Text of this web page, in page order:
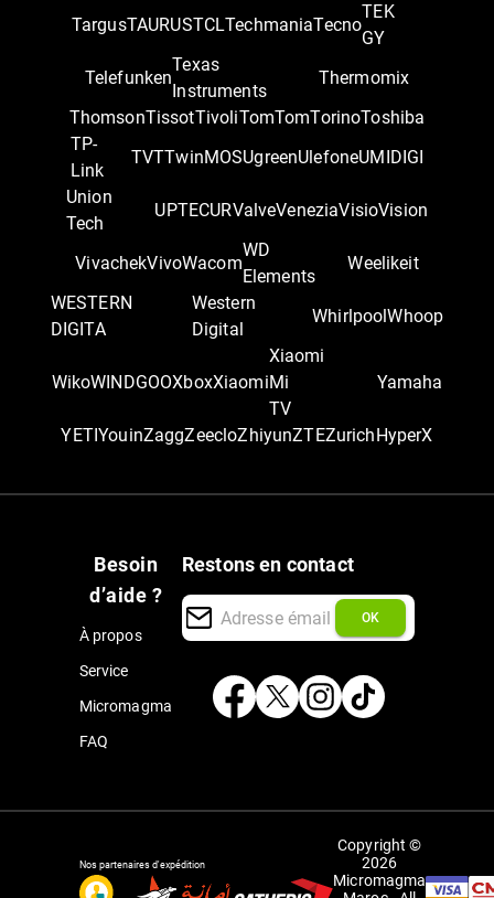
TargusTAURUSTCLTechmaniaTecno
TEK
GY
Telefunken
Texas
Instruments
Thermomix
ThomsonTissotTivoliTomTomTorinoToshiba
TP-
Link
TVTTwinMOSUgreenUlefoneUMIDIGI
Union
Tech
UPTECURValveVeneziaVisioVision
VivachekVivoWacom
WD
Elements
Weelikeit
WESTERN
DIGITA
Western
Digital
WhirlpoolWhoop
WikoWINDGOOXboxXiaomi
Xiaomi
Mi
TV
Yamaha
YETIYouinZaggZeecloZhiyunZTEZurich ‎HyperX
Besoin
d’aide ?
À propos
Service
Micromagma
FAQ
Restons en contact
OK
Nos partenaires d'expédition
Copyright ©
2026
Micromagma